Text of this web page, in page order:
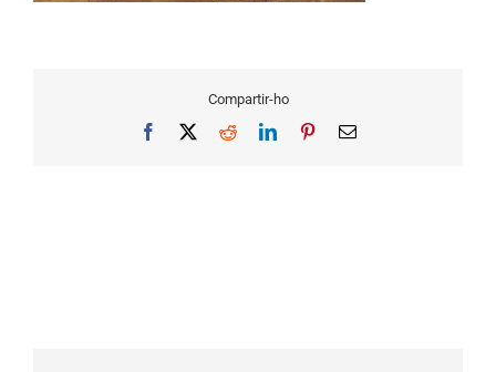
Compartir-ho
Facebook RedditLinkedInPinterestEmail